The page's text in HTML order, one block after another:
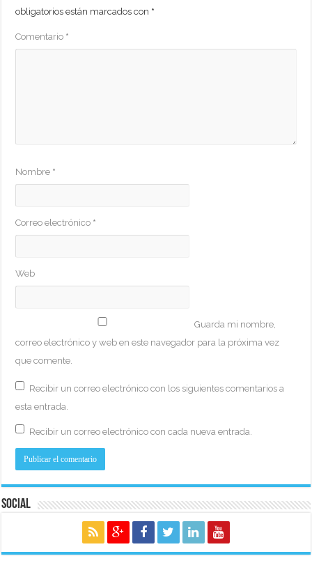
obligatorios están marcados con *
Comentario *
Nombre *
Correo electrónico *
Web
Guarda mi nombre,
correo electrónico y web en este navegador para la próxima vez
que comente.
Recibir un correo electrónico con los siguientes comentarios a
esta entrada.
Recibir un correo electrónico con cada nueva entrada.
Social